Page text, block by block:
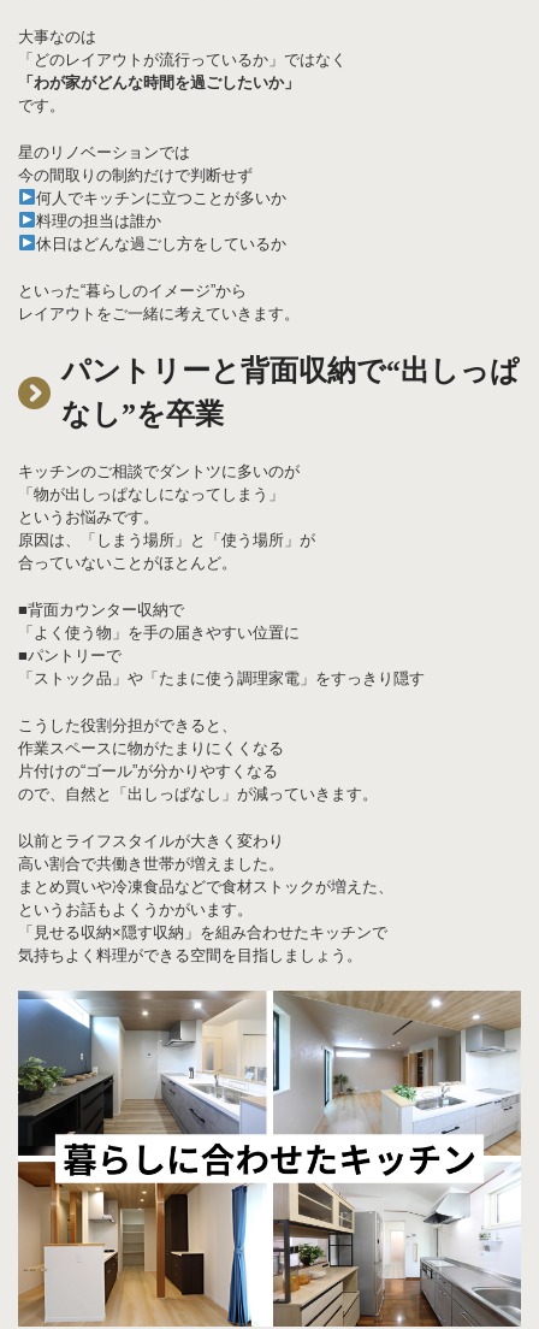
大事なのは
「どのレイアウトが流行っているか」ではなく
「わが家がどんな時間を過ごしたいか」
です。
星のリノベーションでは
今の間取りの制約だけで判断せず
何人でキッチンに立つことが多いか
料理の担当は誰か
休日はどんな過ごし方をしているか
といった“暮らしのイメージ”から
レイアウトをご一緒に考えていきます。
パントリーと背面収納で“出しっぱ
なし”を卒業
キッチンのご相談でダントツに多いのが
「物が出しっぱなしになってしまう」
というお悩みです。
原因は、「しまう場所」と「使う場所」が
合っていないことがほとんど。
■背面カウンター収納で
「よく使う物」を手の届きやすい位置に
■パントリーで
「ストック品」や「たまに使う調理家電」をすっきり隠す
こうした役割分担ができると、
作業スペースに物がたまりにくくなる
片付けの“ゴール”が分かりやすくなる
ので、自然と「出しっぱなし」が減っていきます。
以前とライフスタイルが大きく変わり
高い割合で共働き世帯が増えました。
まとめ買いや冷凍食品などで食材ストックが増えた、
というお話もよくうかがいます。
「見せる収納×隠す収納」を組み合わせたキッチンで
気持ちよく料理ができる空間を目指しましょう。